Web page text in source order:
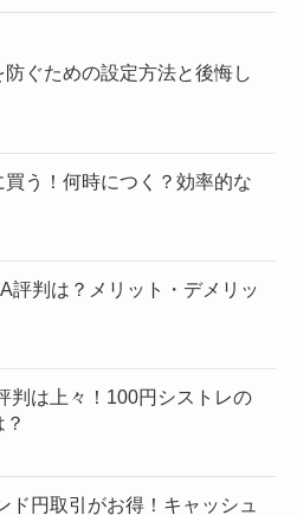
防ぐための設定方法と後悔し
う！何時につく？効率的な
評判は？メリット・デメリッ
判は上々！100円シストレの
ド円取引がお得！キャッシュ